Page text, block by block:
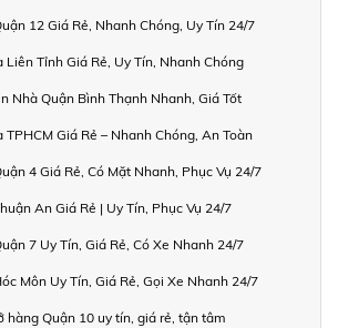
12 Giá Rẻ, Nhanh Chóng, Uy Tín 24/7
Liên Tỉnh Giá Rẻ, Uy Tín, Nhanh Chóng
Nhà Quận Bình Thạnh Nhanh, Giá Tốt
TPHCM Giá Rẻ – Nhanh Chóng, An Toàn
4 Giá Rẻ, Có Mặt Nhanh, Phục Vụ 24/7
An Giá Rẻ | Uy Tín, Phục Vụ 24/7
7 Uy Tín, Giá Rẻ, Có Xe Nhanh 24/7
Môn Uy Tín, Giá Rẻ, Gọi Xe Nhanh 24/7
hàng Quận 10 uy tín, giá rẻ, tận tâm